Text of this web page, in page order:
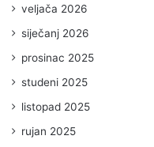
veljača 2026
siječanj 2026
prosinac 2025
studeni 2025
listopad 2025
rujan 2025